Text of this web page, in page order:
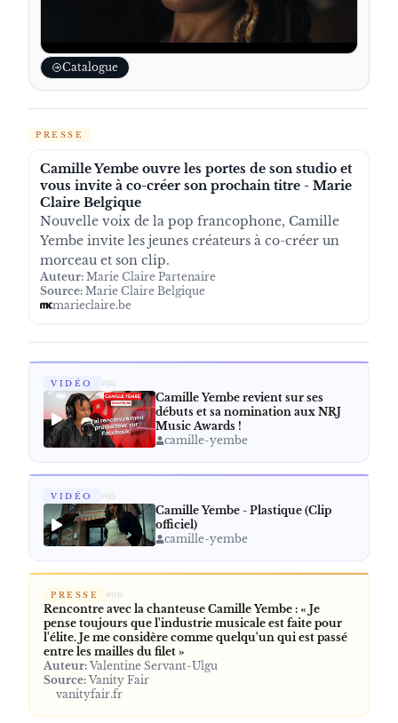
Catalogue
PRESSE
Camille Yembe ouvre les portes de son studio et
vous invite à co-créer son prochain titre - Marie
Claire Belgique
Nouvelle voix de la pop francophone, Camille
Yembe invite les jeunes créateurs à co-créer un
morceau et son clip.
Auteur: Marie Claire Partenaire
Source: Marie Claire Belgique
marieclaire.be
VIDÉO #04
Camille Yembe revient sur ses
débuts et sa nomination aux NRJ
Music Awards !
camille-yembe
VIDÉO #05
Camille Yembe - Plastique (Clip
officiel)
camille-yembe
PRESSE #06
Rencontre avec la chanteuse Camille Yembe : « Je
pense toujours que l'industrie musicale est faite pour
l'élite. Je me considère comme quelqu'un qui est passé
entre les mailles du filet »
Auteur: Valentine Servant-Ulgu
Source: Vanity Fair
vanityfair.fr